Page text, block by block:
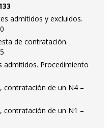
admitidos y excluidos.
de contratación.
admitidos. Procedimiento
contratación de un N4 –
contratación de un N1 –